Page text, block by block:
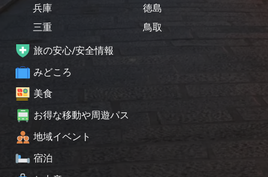
兵庫
三重
徳島
鳥取
旅の安心/安全情報
みどころ
美食
お得な移動や周遊パス
地域イベント
宿泊